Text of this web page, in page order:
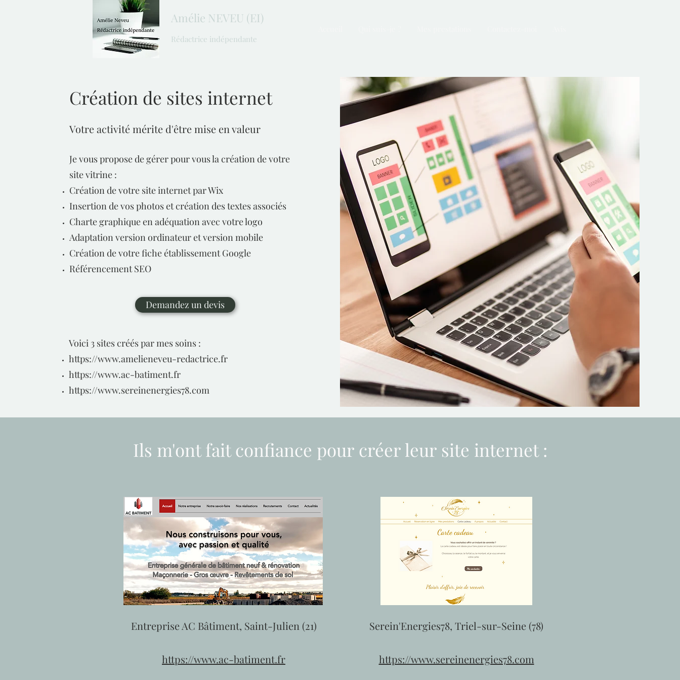
Amélie NEVEU (EI)
Rédactrice indépendante
Création de sites internet
Votre activité mérite d'être mise en valeur
Je vous propose de gérer pour vous la création de votre
site vitrine :
Création de votre site internet par Wix
Insertion de vos photos et création des textes associés
Charte graphique en adéquation avec votre logo
Adaptation version ordinateur et version mobile
Création de votre fiche établissement Google
Référencement SEO
Demandez un devis
Voici 3 sites créés par mes soins :
https://www.amelieneveu-redactrice.fr
https://www.ac-batiment.fr
https://www.sereinenergies78.com
Ils m'ont fait confiance pour créer leur site internet :
Entreprise AC Bâtiment, Saint-Julien (21)
https://www.ac-batiment.fr
Serein'Energies78, Triel-sur-Seine (78)
https://www.sereinenergies78.com